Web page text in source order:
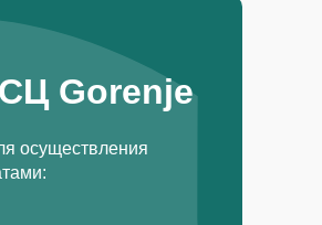
Gorenje
осуществления